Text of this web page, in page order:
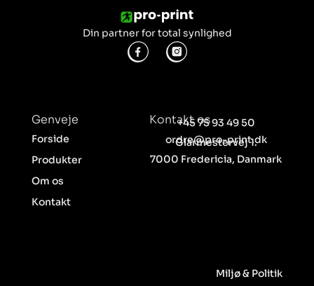
Din partner for total synlighed
Genveje
Forside
Produkter
Om os
Kontakt
Kontakt os
+45 75 93 49 50
ordre@pro-print.dk
Glarmestervej 1.
7000 Fredericia, Danmark
Miljø & Politik